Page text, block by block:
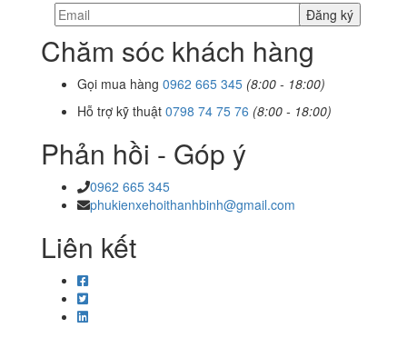
Chăm sóc khách hàng
Gọi mua hàng 0962 665 345 (8:00 - 18:00)
Hỗ trợ kỹ thuật 0798 74 75 76 (8:00 - 18:00)
Phản hồi - Góp ý
0962 665 345
phukienxehoithanhbinh@gmail.com
Liên kết